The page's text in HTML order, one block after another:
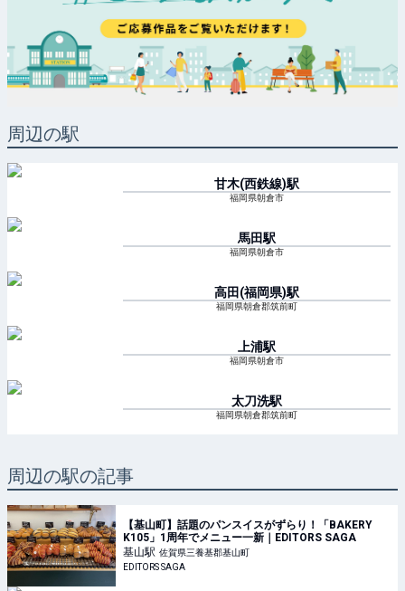
周辺の駅
甘木(西鉄線)駅
福岡県朝倉市
馬田駅
福岡県朝倉市
高田(福岡県)駅
福岡県朝倉郡筑前町
上浦駅
福岡県朝倉市
太刀洗駅
福岡県朝倉郡筑前町
周辺の駅の記事
【基山町】話題のパンスイスがずらり！「BAKERY
K105」1周年でメニュー一新｜EDITORS SAGA
基山駅 佐賀県三養基郡基山町
EDITORS SAGA